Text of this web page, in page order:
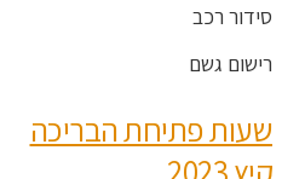
סידור רכב
רישום גשם
שעות פתיחת הבריכה